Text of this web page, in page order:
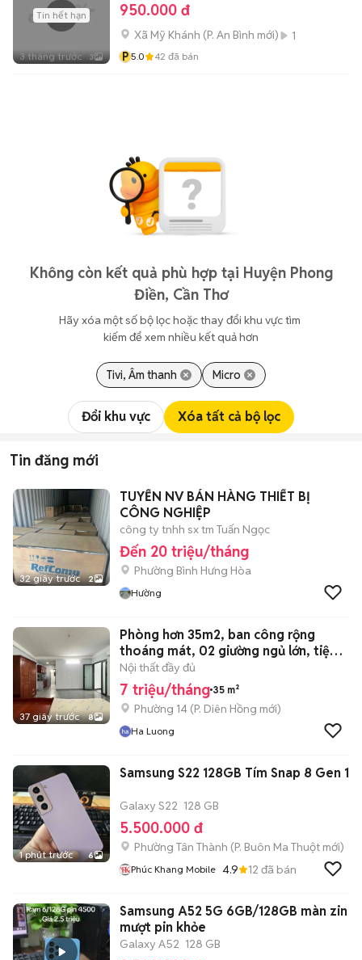
Tin hết hạn
3 tháng trước 3
950.000 đ
Xã Mỹ Khánh (P. An Bình mới)
1
P 5.0 42 đã bán
Không còn kết quả phù hợp tại Huyện Phong
Điền, Cần Thơ
Hãy xóa một số bộ lọc hoặc thay đổi khu vực tìm
kiếm để xem nhiều kết quả hơn
Tivi, Âm thanh Micro
Đổi khu vực Xóa tất cả bộ lọc
Tin đăng mới
32 giây trước 2
TUYỂN NV BÁN HÀNG THIẾT BỊ
CÔNG NGHIỆP
công ty tnhh sx tm Tuấn Ngọc
Đến 20 triệu/tháng
Phường Bình Hưng Hòa
Hường
37 giây trước 8
Phòng hơn 35m2, ban công rộng
thoáng mát, 02 giường ngủ lớn, tiện
nghi
Nội thất đầy đủ
7 triệu/tháng 35 m²
Phường 14 (P. Diên Hồng mới)
Ha Luong
1 phút trước 6
Samsung S22 128GB Tím Snap 8 Gen 1
Galaxy S22 128 GB
5.500.000 đ
Phường Tân Thành (P. Buôn Ma Thuột mới)
Phúc Khang Mobile 4.9 12 đã bán
Samsung A52 5G 6GB/128GB màn zin
mượt pin khỏe
Galaxy A52 128 GB